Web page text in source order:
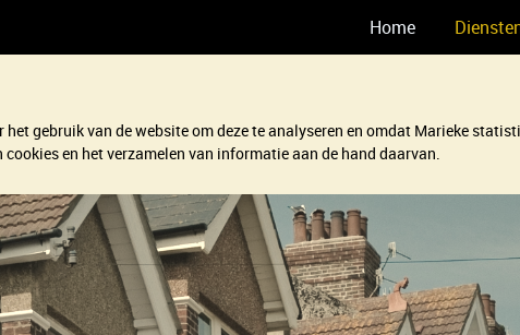
Home
gebruik van de website om deze te analyseren en omdat Marieke
en het verzamelen van informatie aan de hand daarvan.